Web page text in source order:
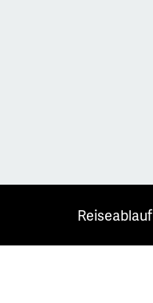
Reiseablauf